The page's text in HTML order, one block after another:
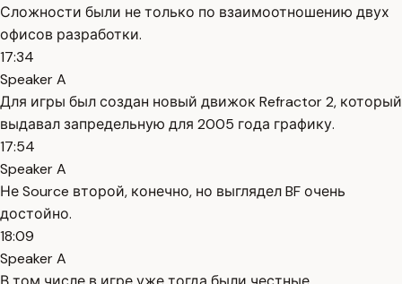
Сложности были не только по взаимоотношению двух
офисов разработки.
17:34
Speaker A
Для игры был создан новый движок Refractor 2, который
выдавал запредельную для 2005 года графику.
17:54
Speaker A
Не Source второй, конечно, но выглядел BF очень
достойно.
18:09
Speaker A